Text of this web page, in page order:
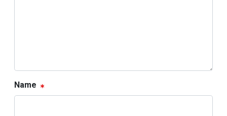
Name